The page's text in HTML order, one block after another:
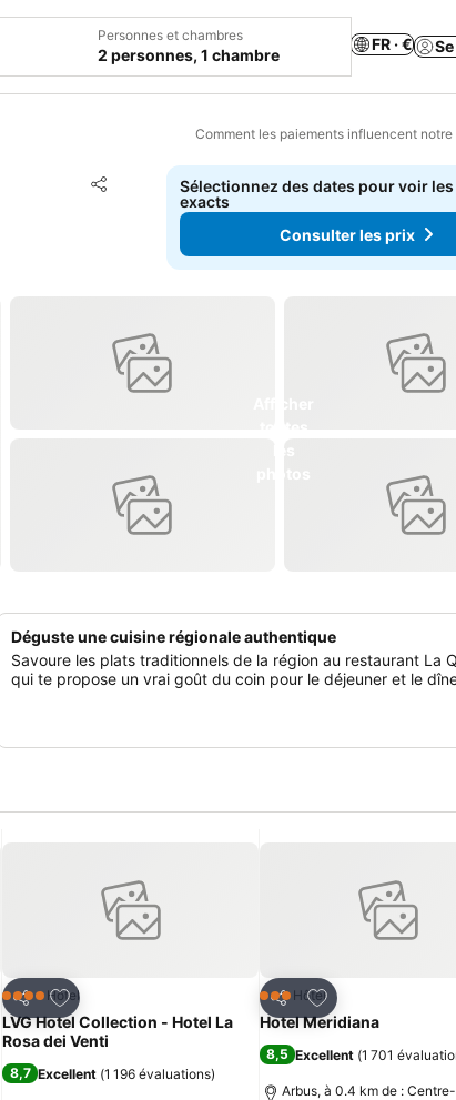
Personnes et chambres
2 personnes, 1 chambre
FR · €
Comment les paiements influencent
Partager
Ajouter à mes favoris
Sélectionnez des dates pour voir
exacts
Consulter les prix
Déguste une cuisine régionale authentique
Savoure les plats traditionnels de la région au restaurant La
qui te propose un vrai goût du coin pour le déjeuner et le
Partager
Ajouter à mes favoris
4 ÉtoilesHôtel
LVG Hotel Collection - Hotel La
Rosa dei Venti
8,7 Excellent (1 196 évaluations)
Partager
Ajouter à mes
3 ÉtoilesHôtel
Hotel Meridiana
8,5 Excellent (1 701
Arbus, à 0.4 km de :